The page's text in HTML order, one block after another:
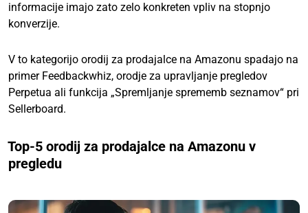
informacije imajo zato zelo konkreten vpliv na stopnjo
konverzije.
V to kategorijo orodij za prodajalce na Amazonu spadajo na
primer Feedbackwhiz, orodje za upravljanje pregledov
Perpetua ali funkcija „Spremljanje sprememb seznamov“ pri
Sellerboard.
Top-5 orodij za prodajalce na Amazonu v
pregledu